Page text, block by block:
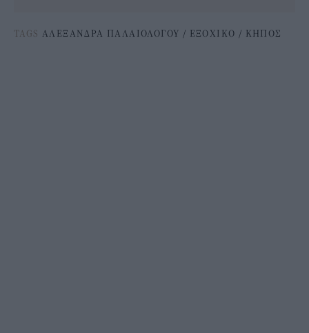
TAGS ΑΛΕΞΑΝΔΡΑ ΠΑΛΑΙΟΛΟΓΟΥ / ΕΞΟΧΙΚΟ / ΚΗΠΟΣ